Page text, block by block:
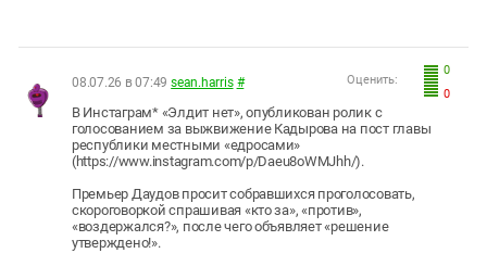
0
0
Оценить:
08.07.26 в 07:49 sean.harris #
В Инстаграм* «Элдит нет», опубликован ролик с
голосованием за выжвижение Кадырова на пост главы
республики местными «едросами»
(https://www.instagram.com/p/Daeu8oWMJhh/).
Премьер Даудов просит собравшихся проголосовать,
скороговоркой спрашивая «кто за», «против»,
«воздержался?», после чего объявляет «решение
утверждено!».